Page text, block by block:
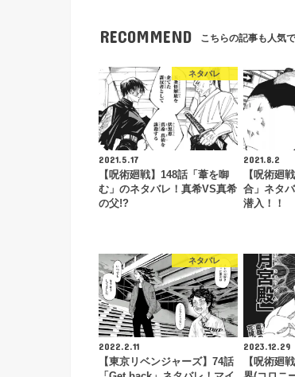
RECOMMEND こちらの記事も人気で
ネタバレ
2021.5.17
【呪術廻戦】148話「葦を啣
む」のネタバレ！真希VS真希
の父!?
2021.8.2
【呪術廻
合」ネタ
潜入！！
ネタバレ
2022.2.11
【東京リベンジャーズ】74話
2023.12.29
【呪術廻